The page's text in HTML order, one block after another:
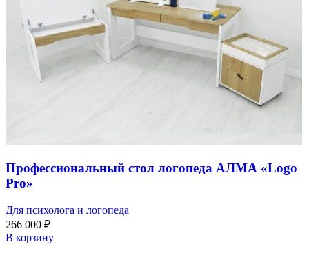
Профессиональный стол логопеда АЛМА «Logo
Pro»
Для психолога и логопеда
266 000 ₽
В корзину